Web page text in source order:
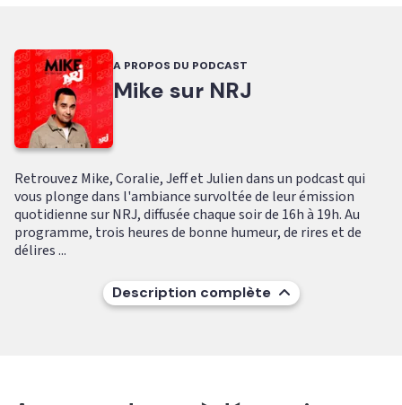
A PROPOS DU PODCAST
Mike sur NRJ
Retrouvez Mike, Coralie, Jeff et Julien dans un podcast qui
vous plonge dans l'ambiance survoltée de leur émission
quotidienne sur NRJ, diffusée chaque soir de 16h à 19h. Au
programme, trois heures de bonne humeur, de rires et de
délires ...
Description complète